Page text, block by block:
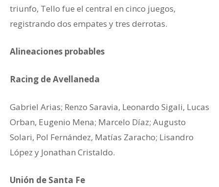
triunfo, Tello fue el central en cinco juegos,
registrando dos empates y tres derrotas.
Alineaciones probables
Racing de Avellaneda
Gabriel Arias; Renzo Saravia, Leonardo Sigali, Lucas
Orban, Eugenio Mena; Marcelo Díaz; Augusto
Solari, Pol Fernández, Matías Zaracho; Lisandro
López y Jonathan Cristaldo.
Unión de Santa Fe